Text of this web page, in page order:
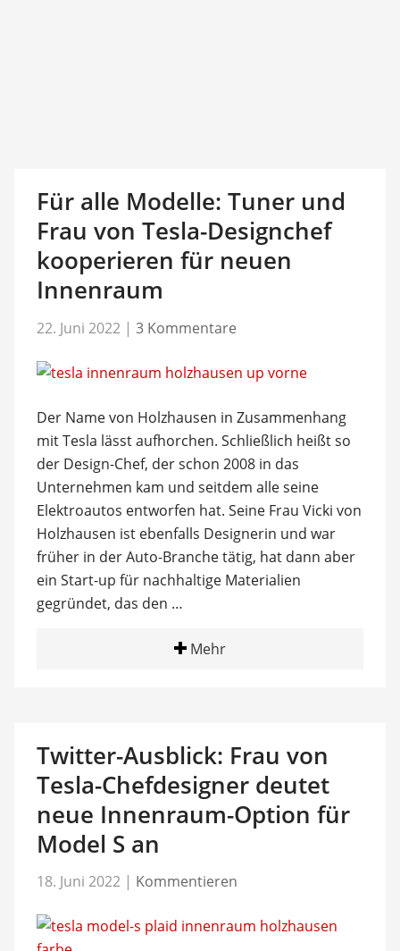
Für alle Modelle: Tuner und
Frau von Tesla-Designchef
kooperieren für neuen
Innenraum
22. Juni 2022 | 3 Kommentare
Der Name von Holzhausen in Zusammenhang
mit Tesla lässt aufhorchen. Schließlich heißt so
der Design-Chef, der schon 2008 in das
Unternehmen kam und seitdem alle seine
Elektroautos entworfen hat. Seine Frau Vicki von
Holzhausen ist ebenfalls Designerin und war
früher in der Auto-Branche tätig, hat dann aber
ein Start-up für nachhaltige Materialien
gegründet, das den …
Mehr
Twitter-Ausblick: Frau von
Tesla-Chefdesigner deutet
neue Innenraum-Option für
Model S an
18. Juni 2022 | Kommentieren